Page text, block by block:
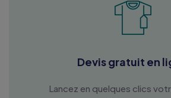
Devis gratuit en
Lancez en quelques clics